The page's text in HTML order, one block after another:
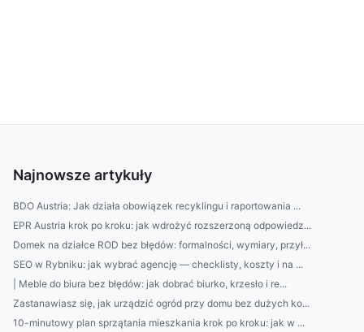
Najnowsze artykuły
BDO Austria: Jak działa obowiązek recyklingu i raportowania ...
EPR Austria krok po kroku: jak wdrożyć rozszerzoną odpowiedz...
Domek na działce ROD bez błędów: formalności, wymiary, przył...
SEO w Rybniku: jak wybrać agencję — checklisty, koszty i na ...
| Meble do biura bez błędów: jak dobrać biurko, krzesło i re...
Zastanawiasz się, jak urządzić ogród przy domu bez dużych ko...
10-minutowy plan sprzątania mieszkania krok po kroku: jak w ...